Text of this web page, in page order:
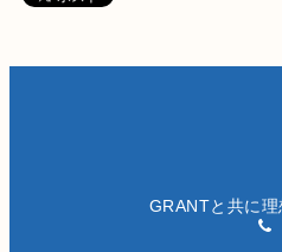
GRANTと共に理